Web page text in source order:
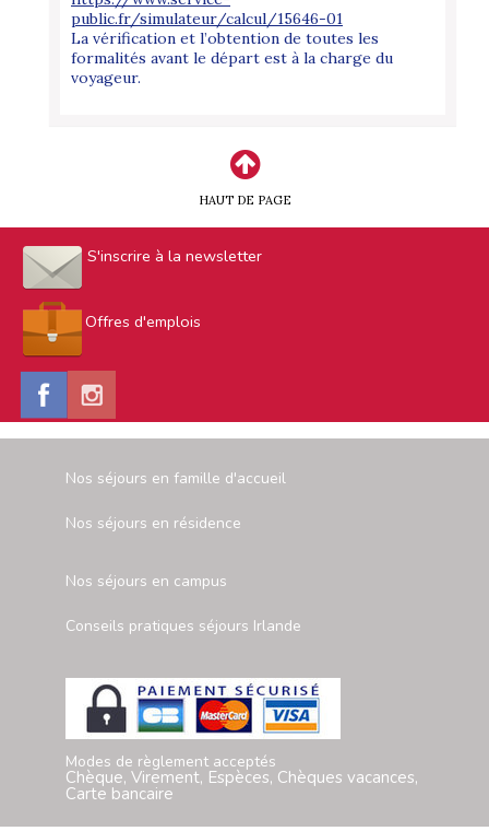
public.fr/simulateur/calcul/15646-01
La vérification et l’obtention de toutes les
formalités avant le départ est à la charge du
voyageur.
HAUT DE PAGE
S'inscrire à la newsletter
Offres d'emplois
Nos séjours en famille d'accueil
Nos séjours en résidence
Nos séjours en campus
Conseils pratiques séjours Irlande
Modes de règlement acceptés
Chèque, Virement, Espèces, Chèques vacances,
Carte bancaire